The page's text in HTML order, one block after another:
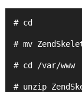
# cd
# mv
# cd /var/www
# unzip